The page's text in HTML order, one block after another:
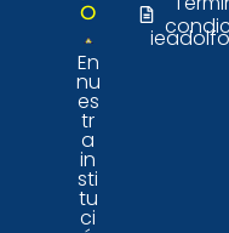
O
En
nu
es
tr
a
in
sti
tu
ci